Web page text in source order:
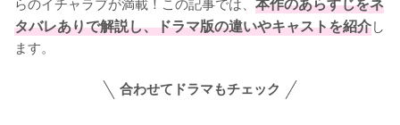
タバレありで解説し、ドラマ版の違いやキャストを紹介し
ます。
合わせてドラマもチェック